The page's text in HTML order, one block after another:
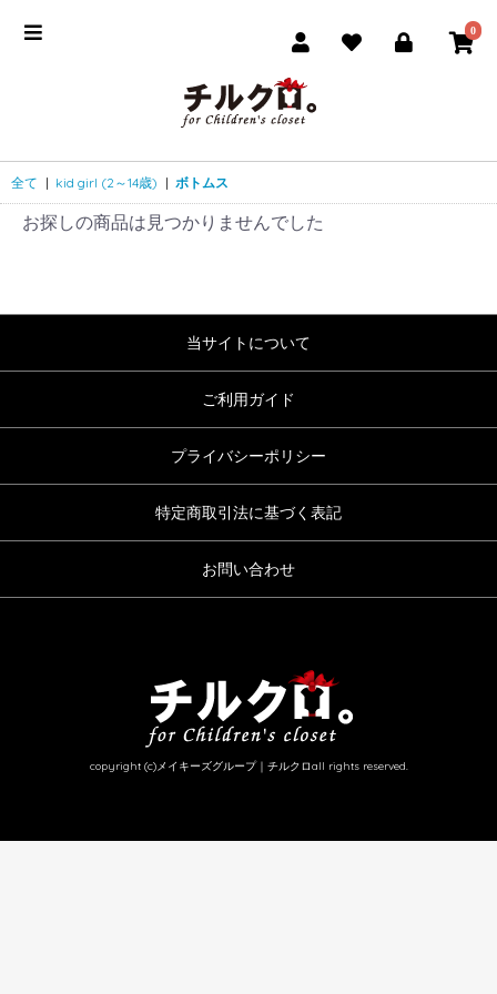
0
全て | kid girl (2～14歳) | ボトムス
お探しの商品は見つかりませんでした
当サイトについて
ご利用ガイド
プライバシーポリシー
特定商取引法に基づく表記
お問い合わせ
copyright (c)メイキーズグループ｜チルクロall rights reserved.